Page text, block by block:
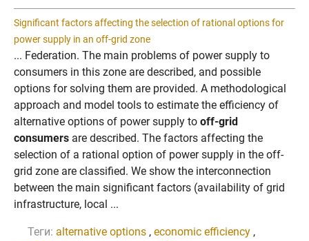
Significant factors affecting the selection of rational options for
power supply in an off-grid zone
... Federation. The main problems of power supply to
consumers in this zone are described, and possible
options for solving them are provided. A methodological
approach and model tools to estimate the efficiency of
alternative options of power supply to off-grid
consumers are described. The factors affecting the
selection of a rational option of power supply in the off-
grid zone are classified. We show the interconnection
between the main significant factors (availability of grid
infrastructure, local ...
Теги: alternative options , economic efficiency ,